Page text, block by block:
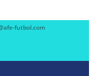
futbol.com